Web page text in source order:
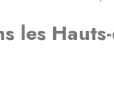
les